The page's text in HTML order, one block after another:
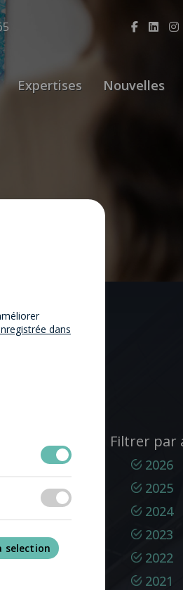
Expertises Nouvelles
Filtrer par
2026
2025
2024
2023
2022
2021
dans
selection